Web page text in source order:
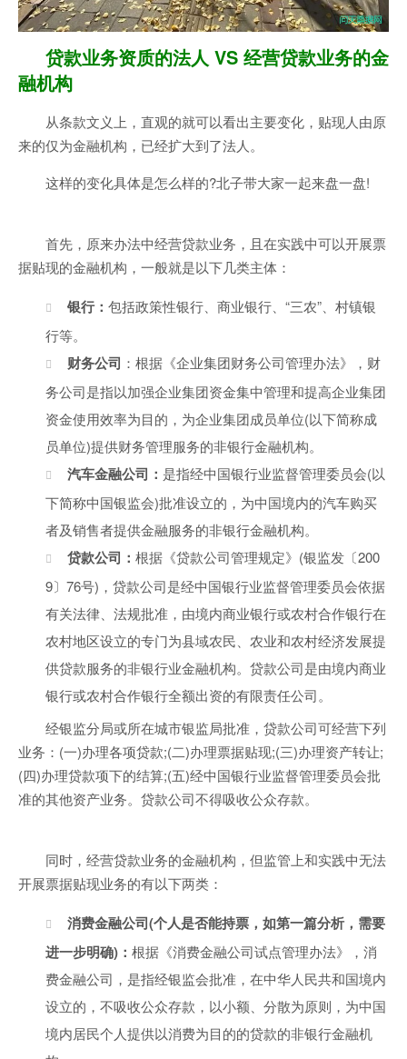
贷款业务资质的法人 VS 经营贷款业务的金
融机构
从条款文义上，直观的就可以看出主要变化，贴现人由原
来的仅为金融机构，已经扩大到了法人。
这样的变化具体是怎么样的?北子带大家一起来盘一盘!
首先，原来办法中经营贷款业务，且在实践中可以开展票
据贴现的金融机构，一般就是以下几类主体：
银行： 包括政策性银行、商业银行、“三农”、村镇银
行等。
财务公司 ：根据《企业集团财务公司管理办法》，财
务公司是指以加强企业集团资金集中管理和提高企业集团
资金使用效率为目的，为企业集团成员单位(以下简称成
员单位)提供财务管理服务的非银行金融机构。
汽车金融公司： 是指经中国银行业监督管理委员会(以
下简称中国银监会)批准设立的，为中国境内的汽车购买
者及销售者提供金融服务的非银行金融机构。
贷款公司： 根据《贷款公司管理规定》(银监发〔200
9〕76号)，贷款公司是经中国银行业监督管理委员会依据
有关法律、法规批准，由境内商业银行或农村合作银行在
农村地区设立的专门为县域农民、农业和农村经济发展提
供贷款服务的非银行业金融机构。贷款公司是由境内商业
银行或农村合作银行全额出资的有限责任公司。
经银监分局或所在城市银监局批准，贷款公司可经营下列
业务：(一)办理各项贷款;(二)办理票据贴现;(三)办理资产转让;
(四)办理贷款项下的结算;(五)经中国银行业监督管理委员会批
准的其他资产业务。贷款公司不得吸收公众存款。
同时，经营贷款业务的金融机构，但监管上和实践中无法
开展票据贴现业务的有以下两类：
消费金融公司(个人是否能持票，如第一篇分析，需要
进一步明确)： 根据《消费金融公司试点管理办法》，消
费金融公司，是指经银监会批准，在中华人民共和国境内
设立的，不吸收公众存款，以小额、分散为原则，为中国
境内居民个人提供以消费为目的的贷款的非银行金融机